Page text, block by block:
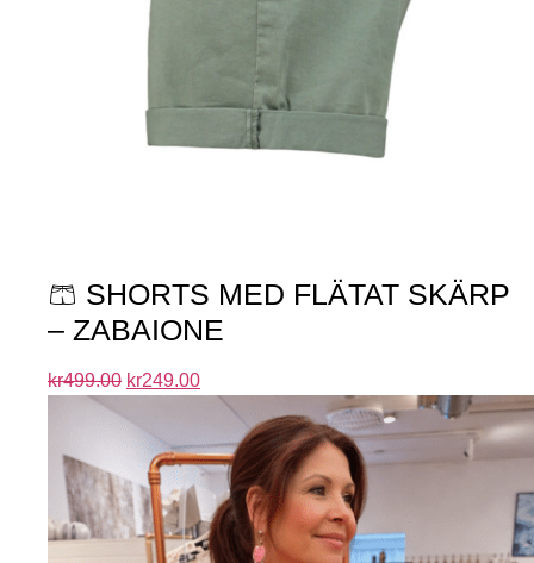
🩳 SHORTS MED FLÄTAT SKÄRP
– ZABAIONE
kr499.00 kr249.00